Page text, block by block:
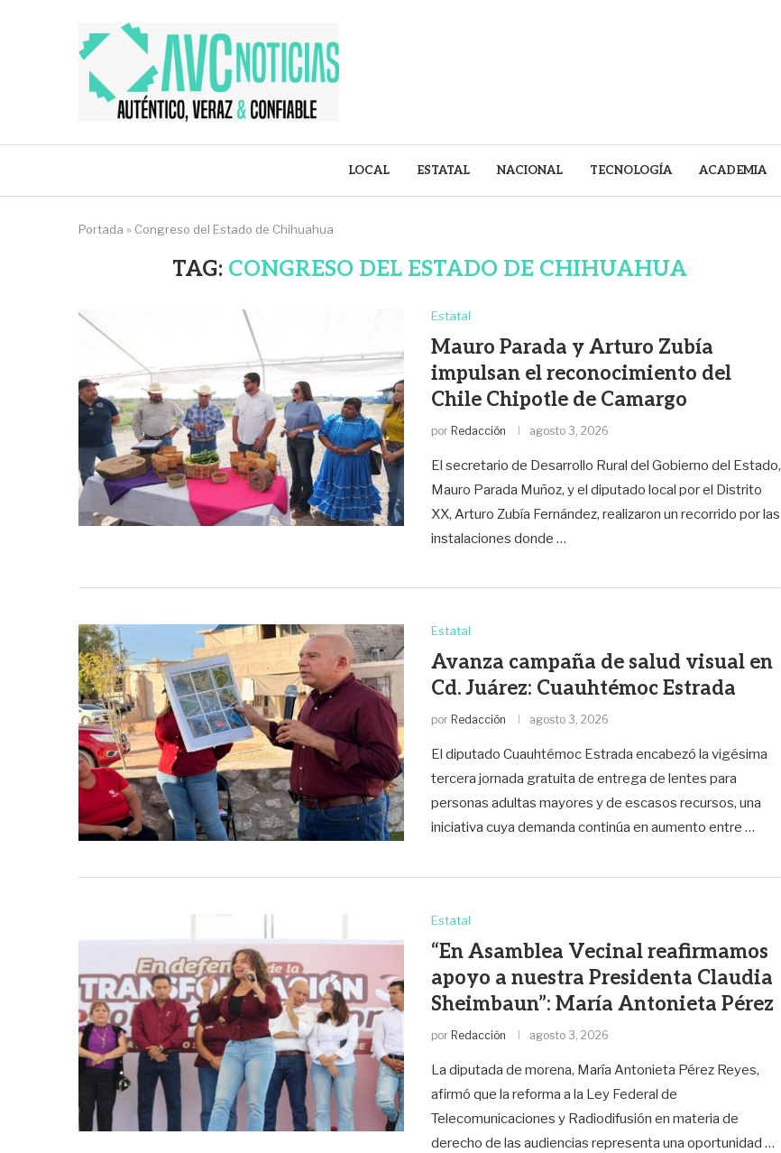
LOCAL ESTATAL NACIONAL TECNOLOGÍA ACADEMIA
Portada » Congreso del Estado de Chihuahua
TAG: CONGRESO DEL ESTADO DE CHIHUAHUA
Estatal
Mauro Parada y Arturo Zubía
impulsan el reconocimiento del
Chile Chipotle de Camargo
por Redacción agosto 3, 2026
El secretario de Desarrollo Rural del Gobierno del Estado,
Mauro Parada Muñoz, y el diputado local por el Distrito
XX, Arturo Zubía Fernández, realizaron un recorrido por las
instalaciones donde …
Estatal
Avanza campaña de salud visual en
Cd. Juárez: Cuauhtémoc Estrada
por Redacción agosto 3, 2026
El diputado Cuauhtémoc Estrada encabezó la vigésima
tercera jornada gratuita de entrega de lentes para
personas adultas mayores y de escasos recursos, una
iniciativa cuya demanda continúa en aumento entre …
Estatal
“En Asamblea Vecinal reafirmamos
apoyo a nuestra Presidenta Claudia
Sheimbaun”: María Antonieta Pérez
por Redacción agosto 3, 2026
La diputada de morena, María Antonieta Pérez Reyes,
afirmó que la reforma a la Ley Federal de
Telecomunicaciones y Radiodifusión en materia de
derecho de las audiencias representa una oportunidad …